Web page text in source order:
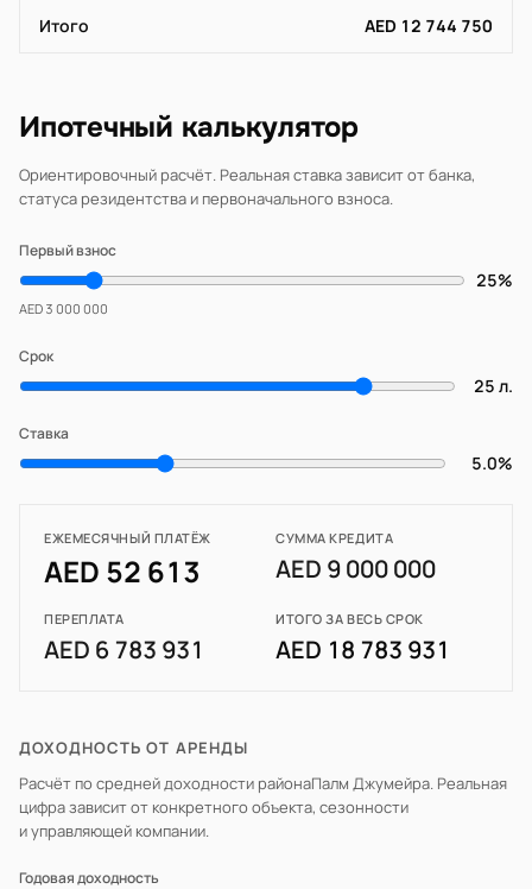
Итого AED 12 744 750
Ипотечный калькулятор
Ориентировочный расчёт. Реальная ставка зависит от банка,
статуса резидентства и первоначального взноса.
Первый взнос
25%
AED 3 000 000
Срок
25 л.
Ставка
5.0%
ЕЖЕМЕСЯЧНЫЙ ПЛАТЁЖ
AED 52 613
СУММА КРЕДИТА
AED 9 000 000
ПЕРЕПЛАТА
AED 6 783 931
ИТОГО ЗА ВЕСЬ СРОК
AED 18 783 931
ДОХОДНОСТЬ ОТ АРЕНДЫ
Расчёт по средней доходности районаПалм Джумейра. Реальная
цифра зависит от конкретного объекта, сезонности
и управляющей компании.
Годовая доходность